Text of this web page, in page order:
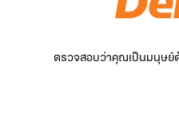
ตรวจสอบว่าคุณเป็นมนุษย์